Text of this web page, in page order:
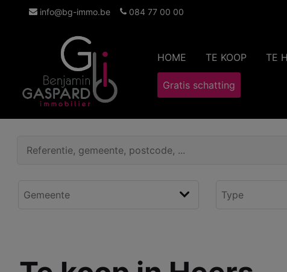
info@bg-immo.be 084 77 00 00
HOME TE KOOP TE
Gratis schatting